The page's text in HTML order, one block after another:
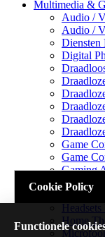
Multimedia &
Audio /
Audio /
Diensten
Digital
Game
Game
Gaming
Headsets
Home
Cookie Policy
Functionele